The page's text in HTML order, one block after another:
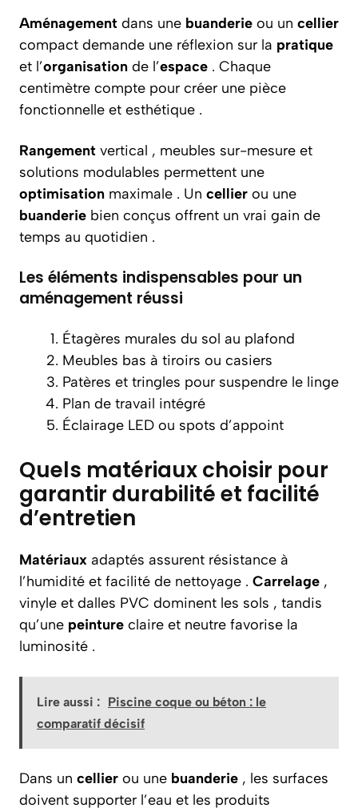
Aménagement dans une buanderie ou un cellier
compact demande une réflexion sur la pratique
et l’organisation de l’espace . Chaque
centimètre compte pour créer une pièce
fonctionnelle et esthétique .
Rangement vertical , meubles sur-mesure et
solutions modulables permettent une
optimisation maximale . Un cellier ou une
buanderie bien conçus offrent un vrai gain de
temps au quotidien .
Les éléments indispensables pour un
aménagement réussi
Étagères murales du sol au plafond
Meubles bas à tiroirs ou casiers
Patères et tringles pour suspendre le linge
Plan de travail intégré
Éclairage LED ou spots d’appoint
Quels matériaux choisir pour
garantir durabilité et facilité
d’entretien
Matériaux adaptés assurent résistance à
l’humidité et facilité de nettoyage . Carrelage ,
vinyle et dalles PVC dominent les sols , tandis
qu’une peinture claire et neutre favorise la
luminosité .
Lire aussi : Piscine coque ou béton : le
comparatif décisif
Dans un cellier ou une buanderie , les surfaces
doivent supporter l’eau et les produits